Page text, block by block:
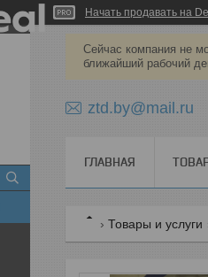
Начать продавать на
Сейчас компания не
ближайший рабочий
ztd.by@mail.ru
ГЛАВНАЯ
Товары и услуги